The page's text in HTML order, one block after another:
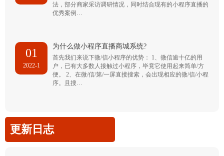
法，部分商家采访调研情况，同时结合现有的小程序直播的
优秀案例…
01
2022-1
为什么做小程序直播商城系统?
首先我们来说下微/信小程序的优势： 1、微信逾十亿的用
户，已有大多数人接触过小程序，毕竟它使用起来简单/方
便。 2、在微/信/第/一屏直接搜索，会出现相应的微/信/小程
序。且搜…
更新日志